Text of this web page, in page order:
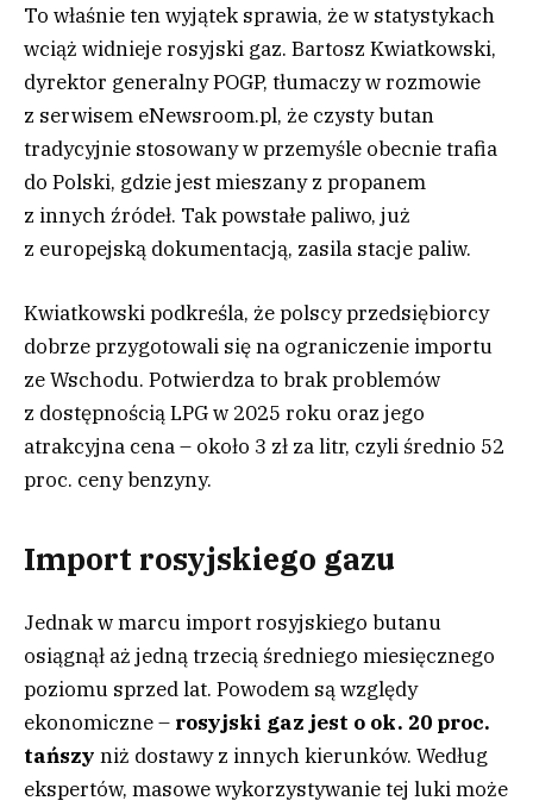
To właśnie ten wyjątek sprawia, że w statystykach
wciąż widnieje rosyjski gaz. Bartosz Kwiatkowski,
dyrektor generalny POGP, tłumaczy w rozmowie
z serwisem eNewsroom.pl, że czysty butan
tradycyjnie stosowany w przemyśle obecnie trafia
do Polski, gdzie jest mieszany z propanem
z innych źródeł. Tak powstałe paliwo, już
z europejską dokumentacją, zasila stacje paliw.
Kwiatkowski podkreśla, że polscy przedsiębiorcy
dobrze przygotowali się na ograniczenie importu
ze Wschodu. Potwierdza to brak problemów
z dostępnością LPG w 2025 roku oraz jego
atrakcyjna cena – około 3 zł za litr, czyli średnio 52
proc. ceny benzyny.
Import rosyjskiego gazu
Jednak w marcu import rosyjskiego butanu
osiągnął aż jedną trzecią średniego miesięcznego
poziomu sprzed lat. Powodem są względy
ekonomiczne – rosyjski gaz jest o ok. 20 proc.
tańszy niż dostawy z innych kierunków. Według
ekspertów, masowe wykorzystywanie tej luki może